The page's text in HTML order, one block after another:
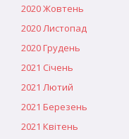
2020 Жовтень
2020 Листопад
2020 Грудень
2021 Січень
2021 Лютий
2021 Березень
2021 Квітень